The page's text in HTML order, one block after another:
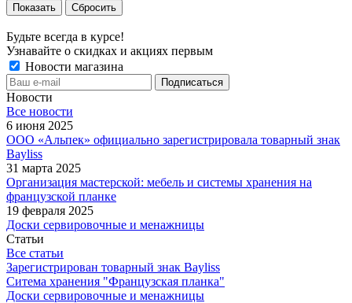
Сбросить
Будьте всегда в курсе!
Узнавайте о скидках и акциях первым
Новости магазина
Новости
Все новости
6 июня 2025
ООО «Альпек» официально зарегистрировала товарный знак
Bayliss
31 марта 2025
Организация мастерской: мебель и системы хранения на
французской планке
19 февраля 2025
Доски сервировочные и менажницы
Статьи
Все статьи
Зарегистрирован товарный знак Bayliss
Ситема хранения "Французская планка"
Доски сервировочные и менажницы